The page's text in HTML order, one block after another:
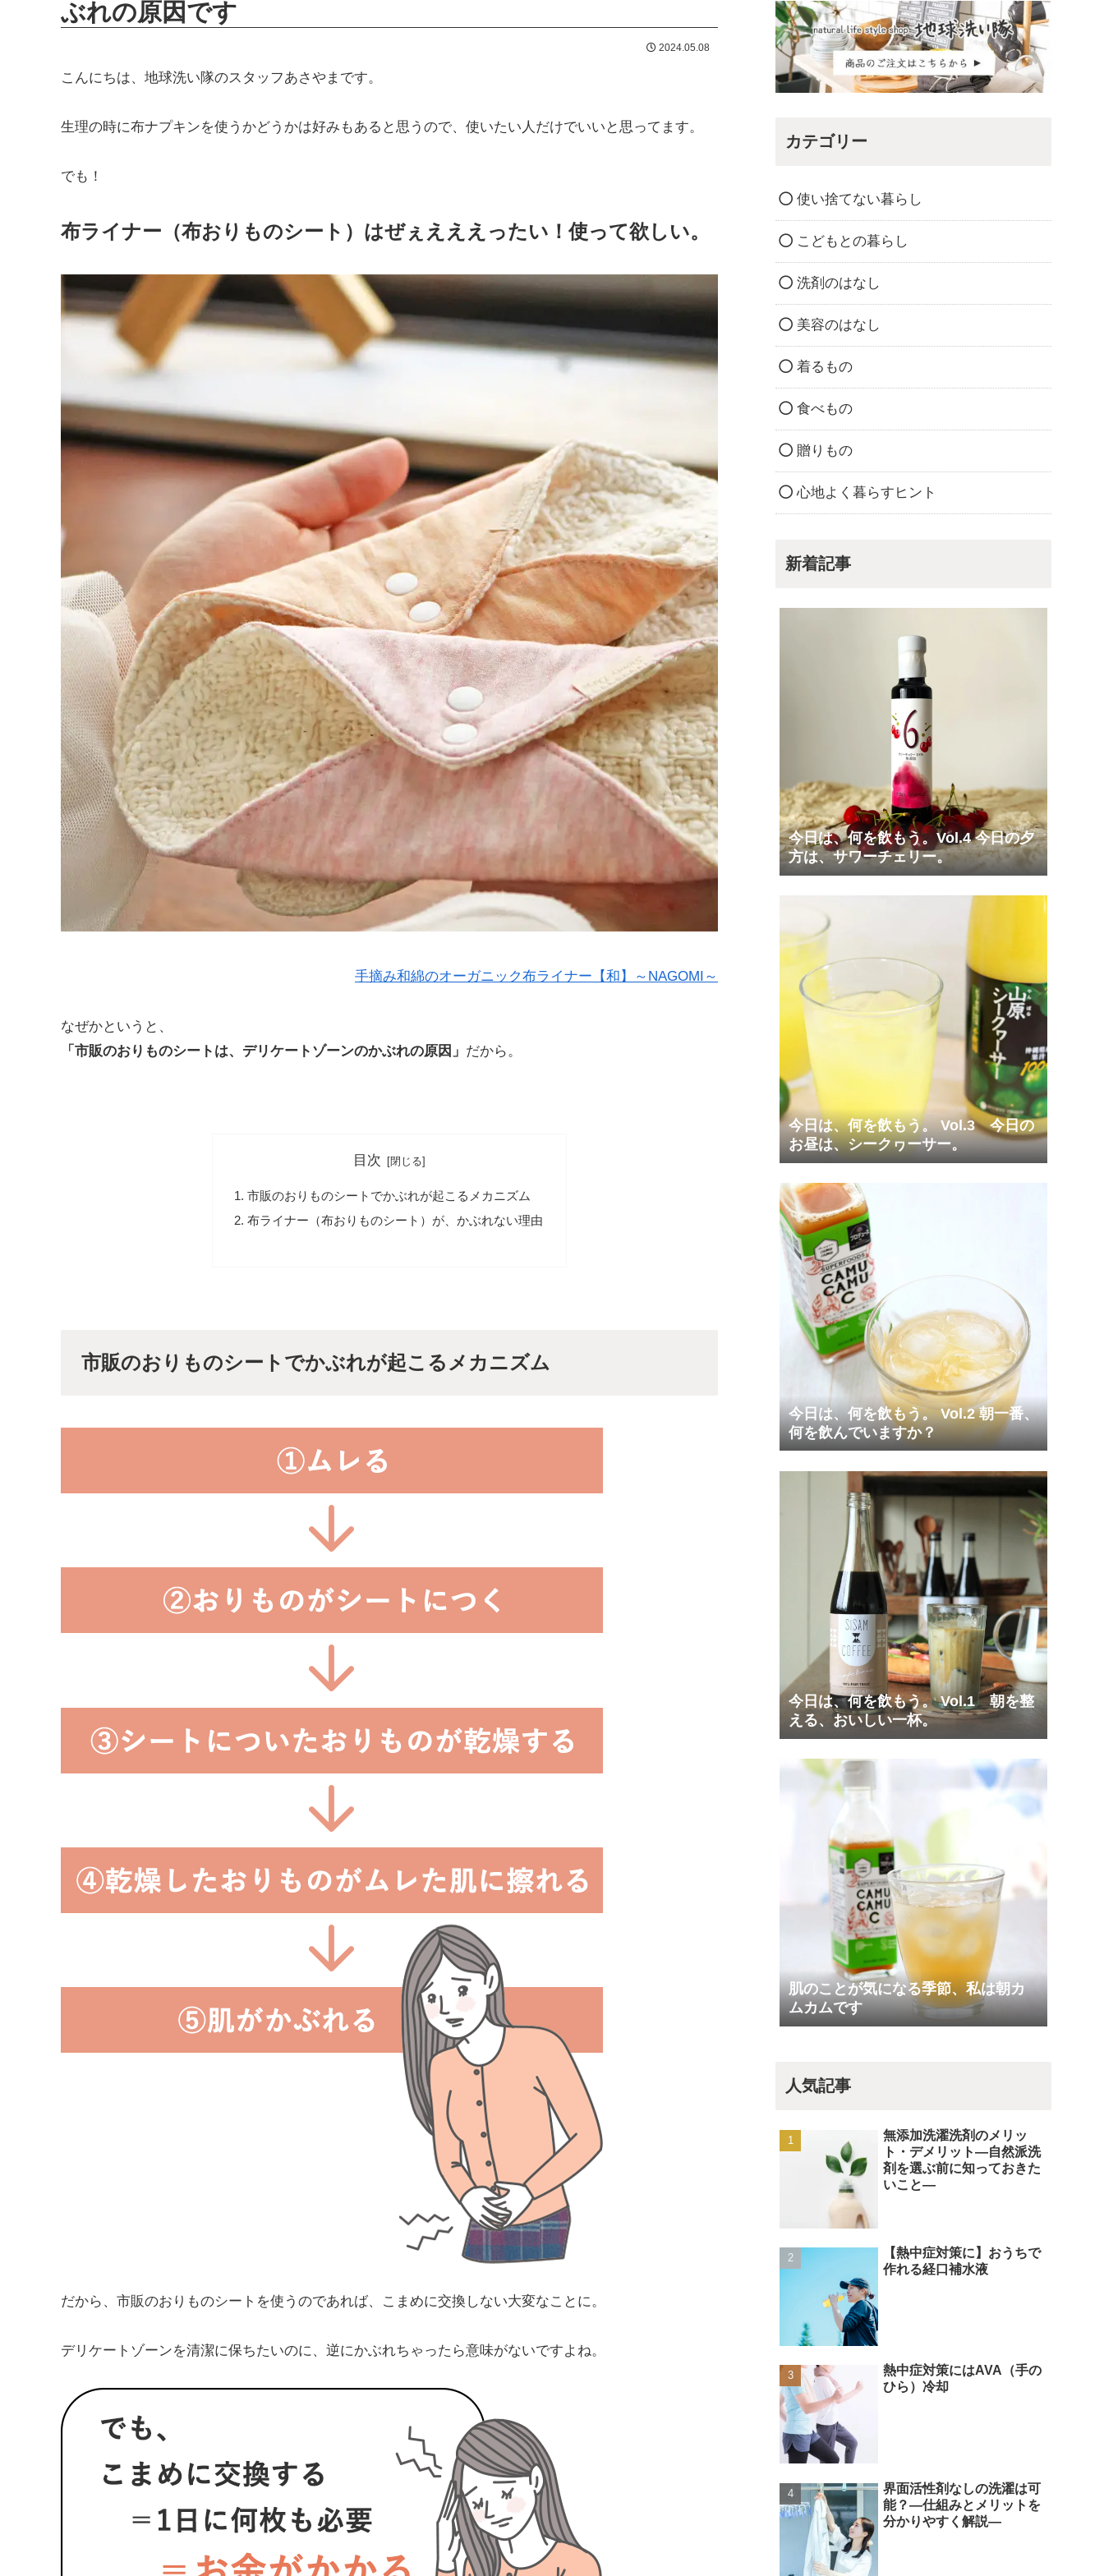
ぶれの原因です
2024.05.08
こんにちは、地球洗い隊のスタッフあさやまです。
生理の時に布ナプキンを使うかどうかは好みもあると思うので、使いたい人だけでいいと思ってます。
でも！
布ライナー（布おりものシート）はぜぇえええったい！使って欲しい。
手摘み和綿のオーガニック布ライナー【和】～NAGOMI～
なぜかというと、
「市販のおりものシートは、デリケートゾーンのかぶれの原因」 だから。
目次
市販のおりものシートでかぶれが起こるメカニズム
布ライナー（布おりものシート）が、かぶれない理由
市販のおりものシートでかぶれが起こるメカニズム
だから、市販のおりものシートを使うのであれば、こまめに交換しない大変なことに。
デリケートゾーンを清潔に保ちたいのに、逆にかぶれちゃったら意味がないですよね。
カテゴリー
使い捨てない暮らし
こどもとの暮らし
洗剤のはなし
美容のはなし
着るもの
食べもの
贈りもの
心地よく暮らすヒント
新着記事
今日は、何を飲もう。Vol.4 今日の夕
方は、サワーチェリー。
今日は、何を飲もう。 Vol.3 今日の
お昼は、シークヮーサー。
今日は、何を飲もう。 Vol.2 朝一番、
何を飲んでいますか？
今日は、何を飲もう。 Vol.1 朝を整
える、おいしい一杯。
肌のことが気になる季節、私は朝カ
ムカムです
人気記事
無添加洗濯洗剤のメリッ
ト・デメリット―自然派洗
剤を選ぶ前に知っておきた
いこと―
【熱中症対策に】おうちで
作れる経口補水液
熱中症対策にはAVA（手の
ひら）冷却
界面活性剤なしの洗濯は可
能？―仕組みとメリットを
分かりやすく解説―